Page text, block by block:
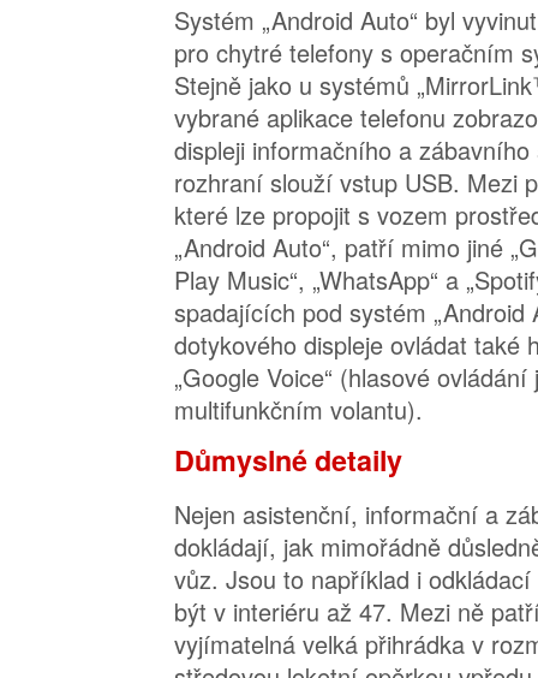
Systém „Android Auto“ byl
pro chytré telefony s operačním
Stejně jako u systémů
vybrané aplikace telefonu
displeji informačního a
rozhraní slouží vstup USB. Mezi
které lze propojit s vozem
„Android Auto“, patří mimo jiné
Play Music“, „WhatsApp“ a
spadajících pod systém „Android
dotykového displeje ovládat také
„Google Voice“ (hlasové
multifunkčním volantu).
Důmyslné detaily
Nejen asistenční, informační a
dokládají, jak mimořádně
vůz. Jsou to například i
být v interiéru až 47. Mezi ně
vyjímatelná velká přihrádka v